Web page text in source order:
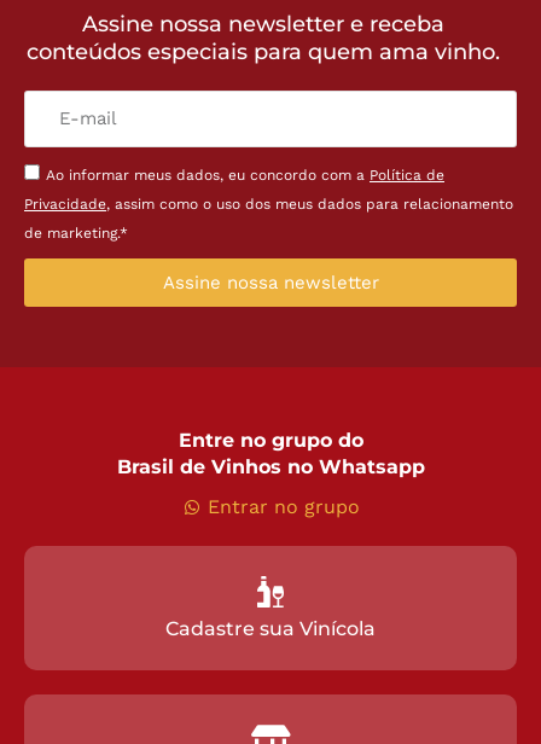
Assine nossa newsletter e receba
conteúdos especiais para quem ama vinho.
Ao informar meus dados, eu concordo com a Política de
Privacidade, assim como o uso dos meus dados para relacionamento
de marketing.*
Assine nossa newsletter
Entre no grupo do
Brasil de Vinhos no Whatsapp
Entrar no grupo
Cadastre sua Vinícola